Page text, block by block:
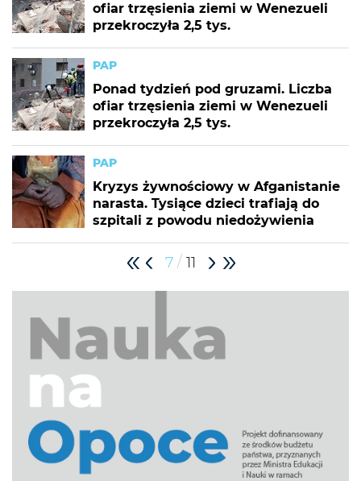
ofiar trzęsienia ziemi w Wenezueli
przekroczyła 2,5 tys.
PAP
Ponad tydzień pod gruzami. Liczba
ofiar trzęsienia ziemi w Wenezueli
przekroczyła 2,5 tys.
PAP
Kryzys żywnościowy w Afganistanie
narasta. Tysiące dzieci trafiają do
szpitali z powodu niedożywienia
7 / 11